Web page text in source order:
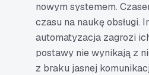
nowym systemem.
czasu na naukę obsługi.
automatyzacja zagrozi
postawy nie wynikają z
z braku jasnej